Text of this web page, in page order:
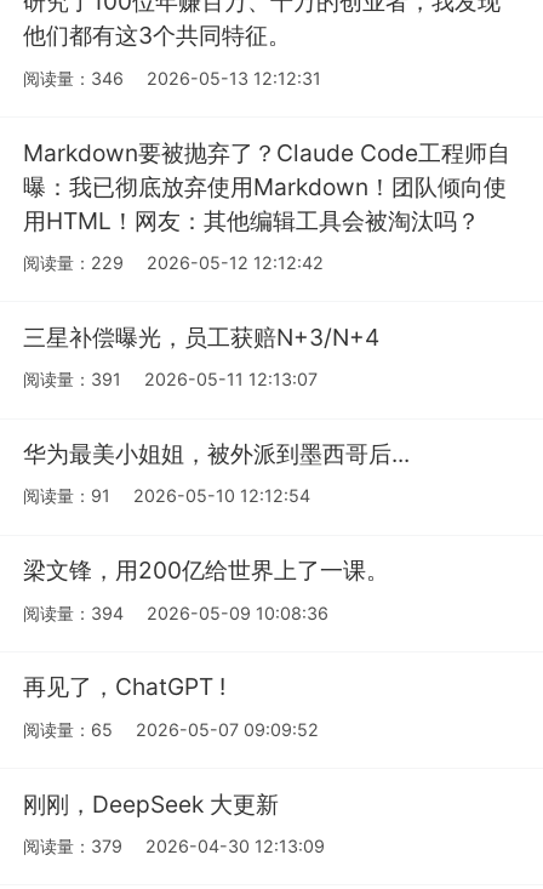
他们都有这3个共同特征。
阅读量：346 2026-05-13 12:12:31
Markdown要被抛弃了？Claude Code工程师自
曝：我已彻底放弃使用Markdown！团队倾向使
用HTML！网友：其他编辑工具会被淘汰吗？
阅读量：229 2026-05-12 12:12:42
三星补偿曝光，员工获赔N+3/N+4
阅读量：391 2026-05-11 12:13:07
华为最美小姐姐，被外派到墨西哥后...
阅读量：91 2026-05-10 12:12:54
梁文锋，用200亿给世界上了一课。
阅读量：394 2026-05-09 10:08:36
再见了，ChatGPT !
阅读量：65 2026-05-07 09:09:52
刚刚，DeepSeek 大更新
阅读量：379 2026-04-30 12:13:09